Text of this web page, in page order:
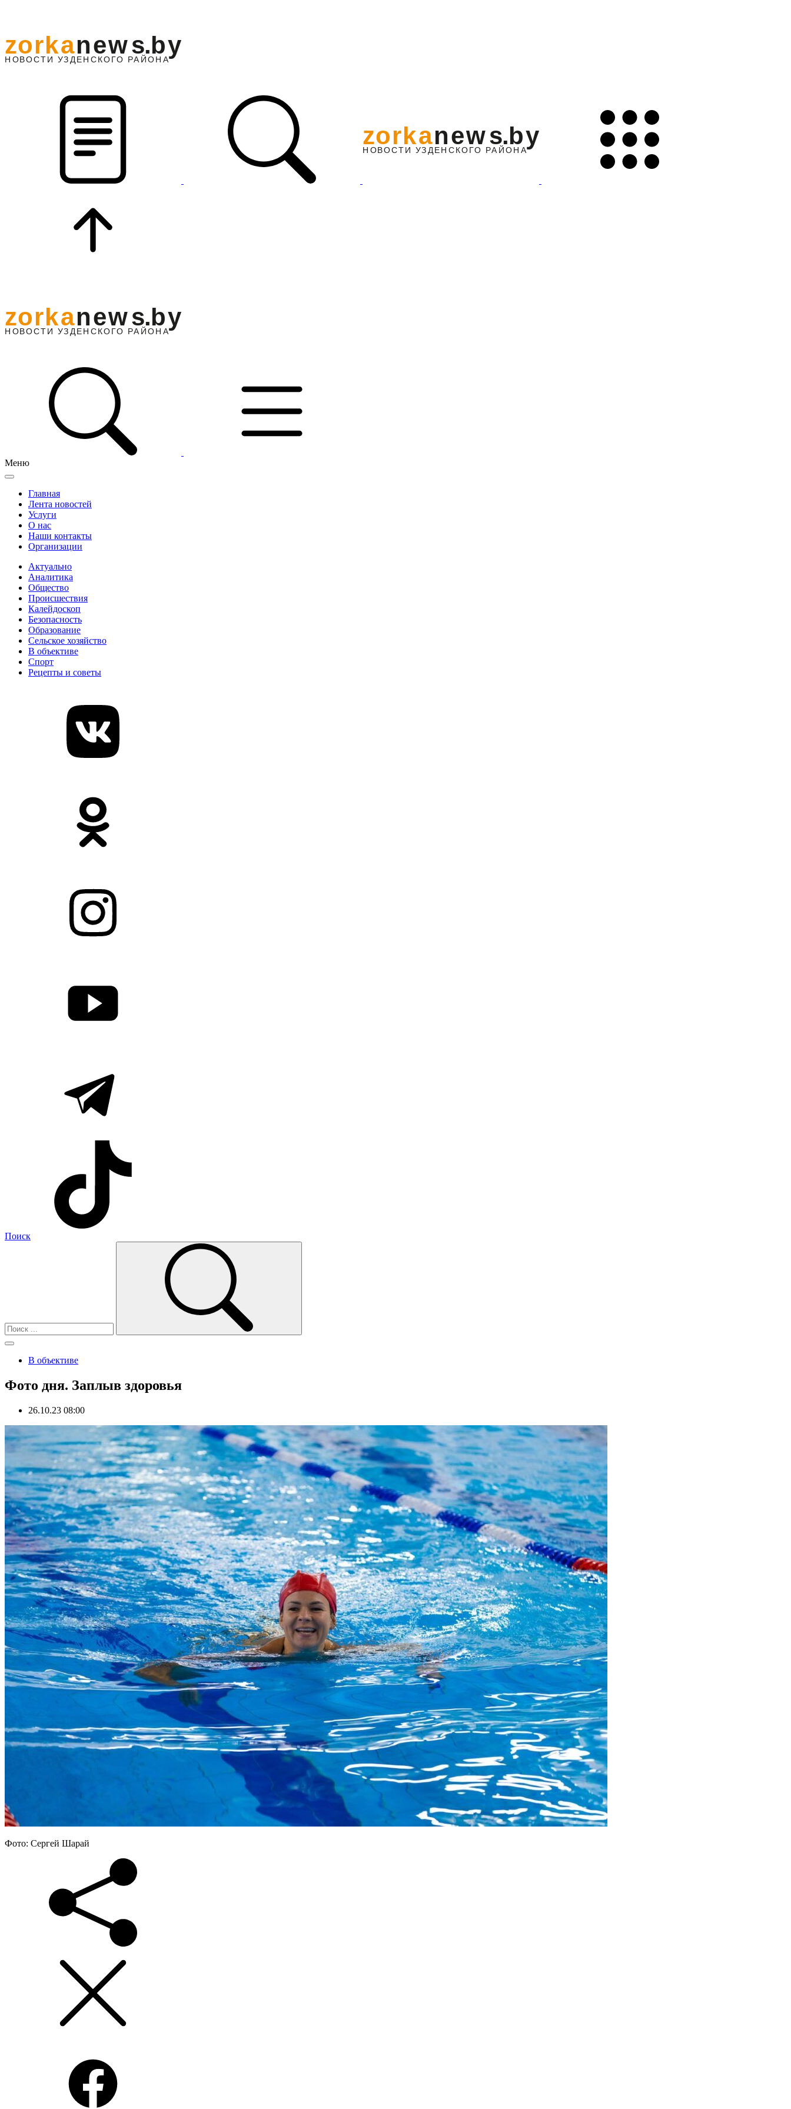
НО ВОСТИ УЗДЕНС КО ГО РАЙОНА
zorkanews.by
Меню
Главная
Лента новостей
Услуги
О нас
Наши контакты
Организации
Актуально
Аналитика
Общество
Происшествия
Калейдоскоп
Безопасность
Образование
Сельское хозяйство
В объективе
Спорт
Рецепты и советы
Поиск
В объективе
Фото дня. Заплыв здоровья
26.10.23 08:00
Фото: Сергей Шарай